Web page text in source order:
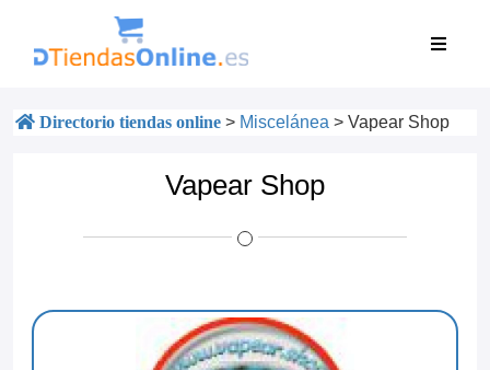
Directorio tiendas online > Miscelánea > Vapear Shop
Vapear Shop